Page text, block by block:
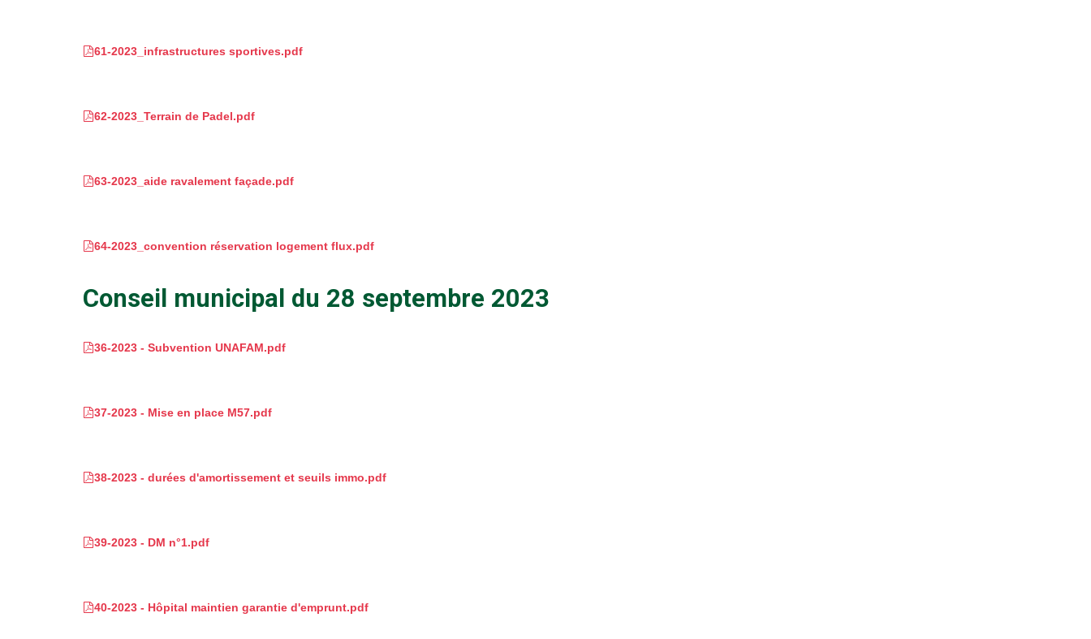
61-2023_infrastructures sportives.pdf
62-2023_Terrain de Padel.pdf
63-2023_aide ravalement façade.pdf
64-2023_convention réservation logement flux.pdf
Conseil municipal du 28 septembre 2023
36-2023 - Subvention UNAFAM.pdf
37-2023 - Mise en place M57.pdf
38-2023 - durées d'amortissement et seuils immo.pdf
39-2023 - DM n°1.pdf
40-2023 - Hôpital maintien garantie d'emprunt.pdf